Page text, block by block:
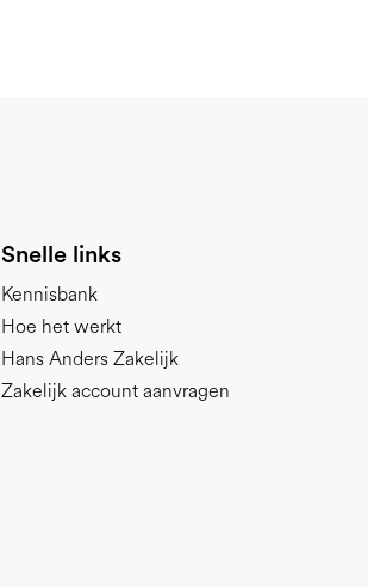
Snelle links
Kennisbank
Hoe het werkt
Hans Anders Zakelijk
Zakelijk account aanvragen